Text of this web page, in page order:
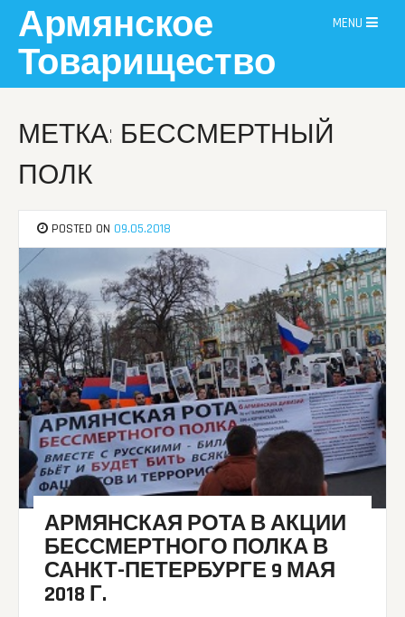
content
Армянское
Товарищество
MENU
МЕТКА: БЕССМЕРТНЫЙ
ПОЛК
POSTED ON 09.05.2018
АРМЯНСКАЯ РОТА В АКЦИИ
БЕССМЕРТНОГО ПОЛКА В
САНКТ-ПЕТЕРБУРГЕ 9 МАЯ
2018 Г.